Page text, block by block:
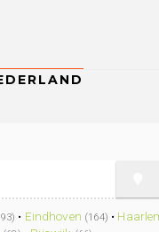
• Eindhoven (164) •